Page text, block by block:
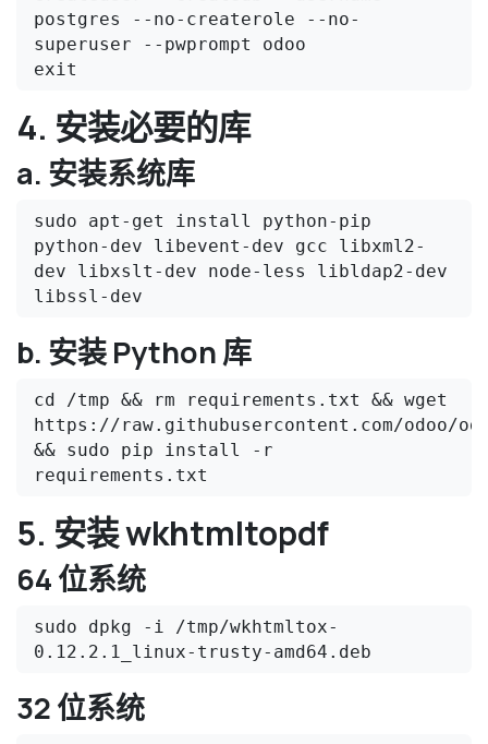
postgres --no-createrole --no-
superuser --pwprompt odoo
exit
4. 安装必要的库
a. 安装系统库
sudo apt-get install python-pip
python-dev libevent-dev gcc libxml2-
dev libxslt-dev node-less libldap2-dev
libssl-dev
b. 安装 Python 库
cd /tmp && rm requirements.txt && wget
https://raw.githubusercontent.com/odoo/
&& sudo pip install -r
requirements.txt
5. 安装 wkhtmltopdf
64 位系统
sudo dpkg -i /tmp/wkhtmltox-
0.12.2.1_linux-trusty-amd64.deb
32 位系统